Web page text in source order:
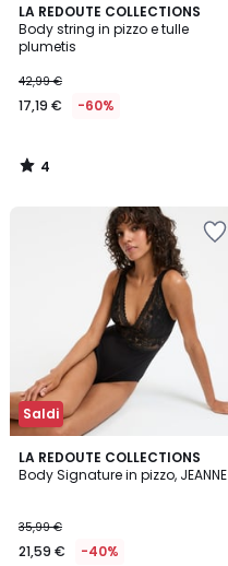
LA REDOUTE COLLECTIONS
Body string in pizzo e tulle
plumetis
42,99 €
17,19 € -60%
4
/
5
4
/
Saldi
LA REDOUTE COLLECTIONS
Body Signature in pizzo, JEANNE
35,99 €
21,59 € -40%
4,6
/ 5